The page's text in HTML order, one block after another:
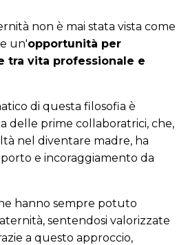
non è mai stata vista come
un'opportunità per
tra vita professionale e
di questa filosofia è
delle prime collaboratrici, che,
nel diventare madre, ha
e incoraggiamento da
hanno sempre potuto
sentendosi valorizzate
a questo approccio,